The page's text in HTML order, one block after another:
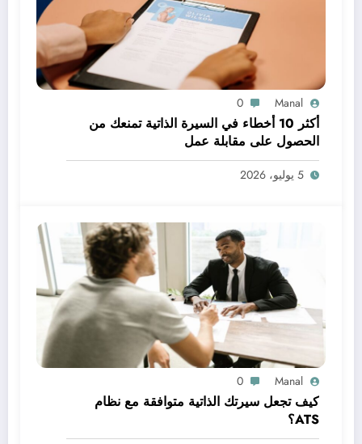
Manal
0
أكثر 10 أخطاء في السيرة الذاتية تمنعك من
الحصول على مقابلة عمل
5 يوليو، 2026
Manal
0
كيف تجعل سيرتك الذاتية متوافقة مع نظام
ATS؟